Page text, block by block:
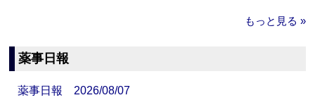
もっと見る »
薬事日報
薬事日報 2026/08/07